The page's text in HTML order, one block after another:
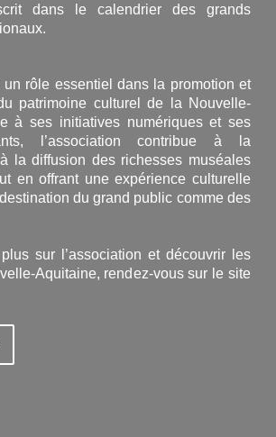
dans le calendrier des grands
un rôle essentiel dans la promotion et
patrimoine culturel de la Nouvelle-
à ses initiatives numériques et ses
l’association contribue à la
la diffusion des richesses muséales
en offrant une expérience culturelle
du grand public comme des
sur l’association et découvrir les
Aquitaine, rendez-vous sur le site